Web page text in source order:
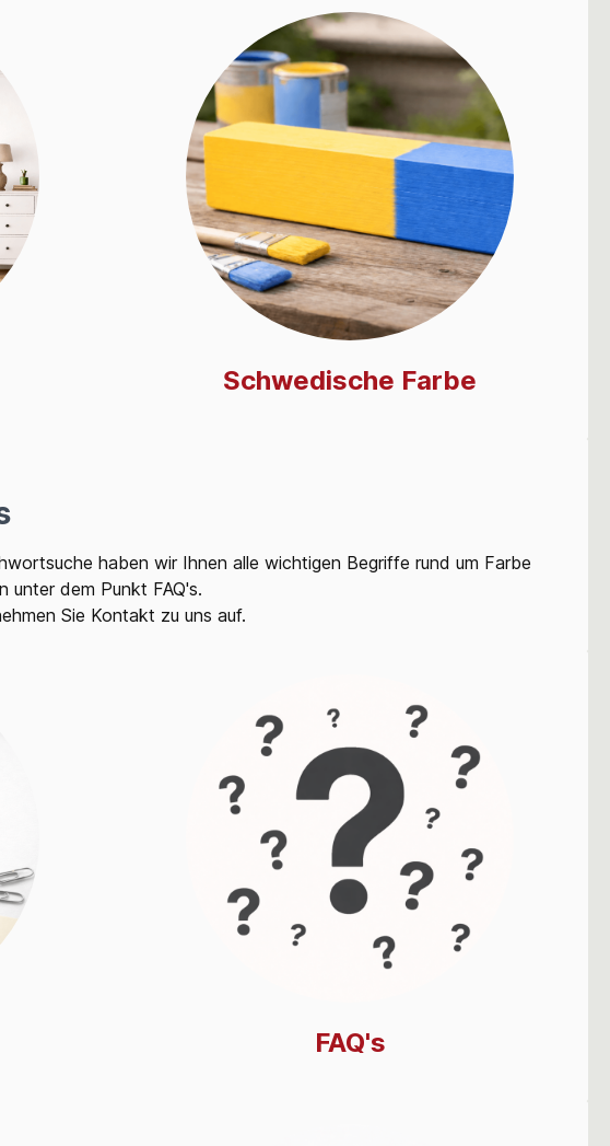
Schwedische Farbe
haben wir Ihnen alle wichtigen Begriffe rund um Farbe
unter dem Punkt FAQ's.
Sie Kontakt zu uns auf.
FAQ's